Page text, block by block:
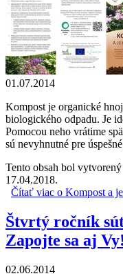
01.07.2014
Kompost je organické
biologického odpadu. Je
Pomocou neho vrátime
sú nevyhnutné pre
Tento obsah bol
17.04.2018.
Čítať viac o Kompost a
Štvrtý ročník
Zapojte sa aj Vy!
02.06.2014